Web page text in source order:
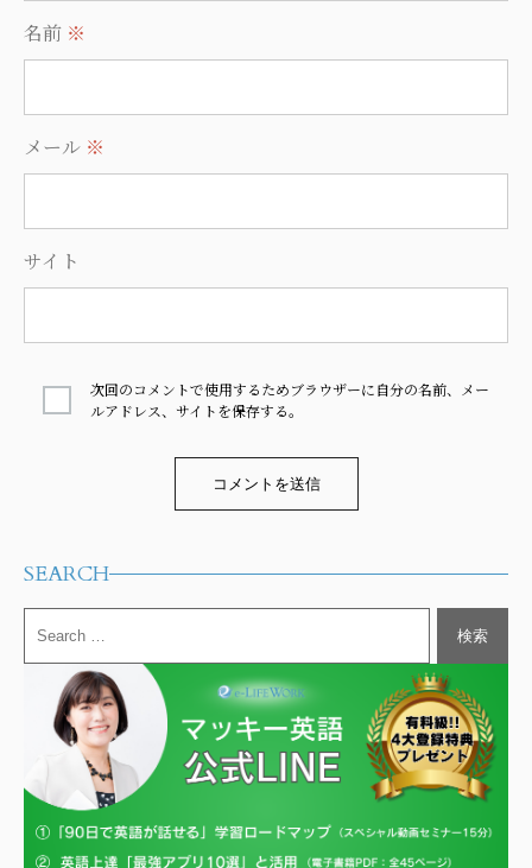
名前 ※
メール ※
サイト
次回のコメントで使用するためブラウザーに自分の名前、メー
ルアドレス、サイトを保存する。
SEARCH